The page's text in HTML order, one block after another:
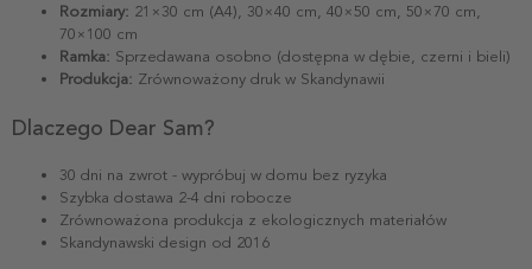
Rozmiary: 21×30 cm (A4), 30×40 cm, 40×50 cm, 50×70 cm,
70×100 cm
Ramka: Sprzedawana osobno (dostępna w dębie, czerni i bieli)
Produkcja: Zrównoważony druk w Skandynawii
Dlaczego Dear Sam?
30 dni na zwrot - wypróbuj w domu bez ryzyka
Szybka dostawa 2-4 dni robocze
Zrównoważona produkcja z ekologicznych materiałów
Skandynawski design od 2016